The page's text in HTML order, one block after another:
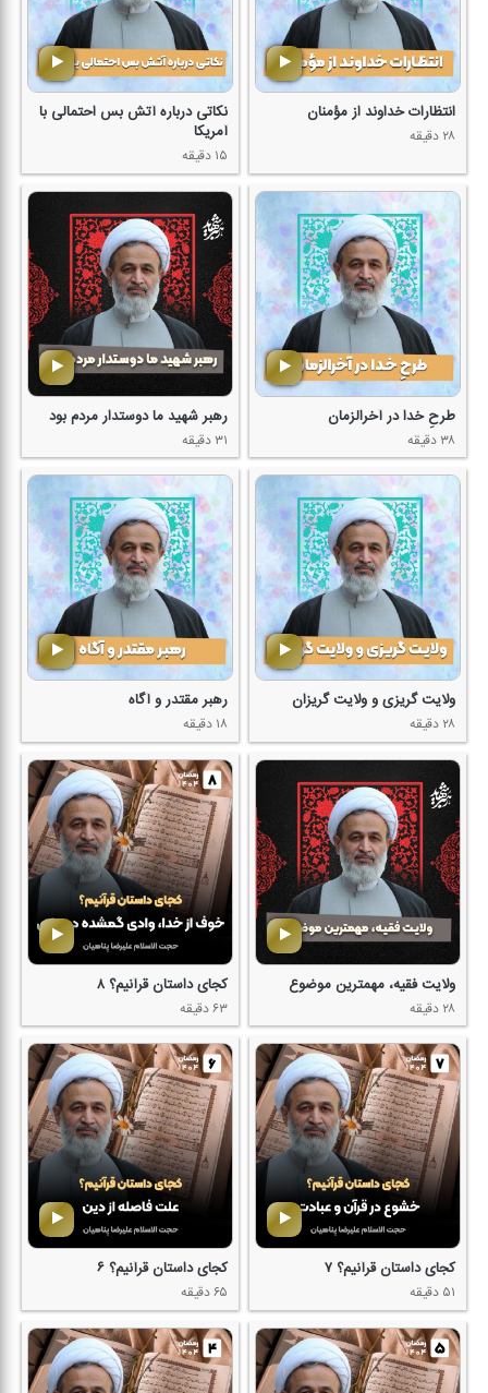
انتظارات خداوند از مؤمنان
۲۸ دقیقه
نكاتی درباره آتش بس احتمالی با
آمریكا
۱۵ دقیقه
طرحِ خدا در آخرالزمان
۳۸ دقیقه
رهبر شهید ما دوستدار مردم بود
۳۱ دقیقه
ولایت گریزی و ولایت گریزان
۲۸ دقیقه
رهبر مقتدر و آگاه
۱۸ دقیقه
ولایت فقیه، مهمترین موضوع
۲۸ دقیقه
كجای داستان قرآنیم؟ ۸
۶۳ دقیقه
كجای داستان قرآنیم؟ ۷
۵۱ دقیقه
كجای داستان قرآنیم؟ ۶
۶۵ دقیقه